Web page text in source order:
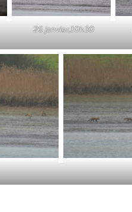
26 janvier,10h30